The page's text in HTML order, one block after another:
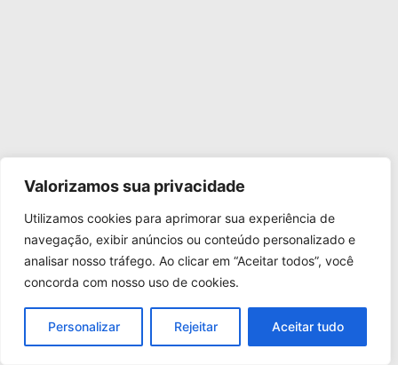
Valorizamos sua privacidade
Utilizamos cookies para aprimorar sua experiência de
navegação, exibir anúncios ou conteúdo personalizado e
analisar nosso tráfego. Ao clicar em “Aceitar todos”, você
concorda com nosso uso de cookies.
Personalizar Rejeitar Aceitar tudo